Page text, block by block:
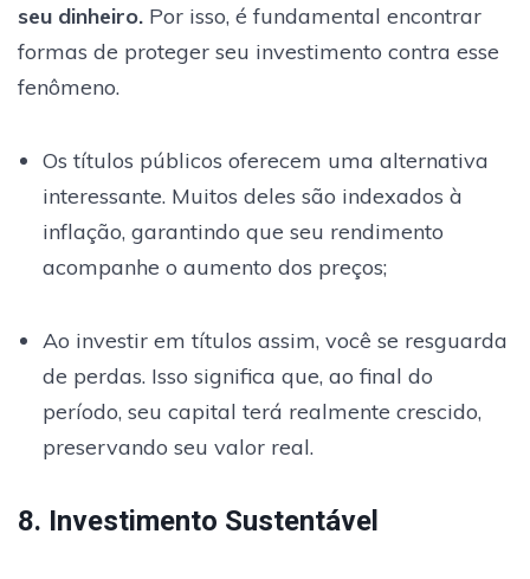
seu dinheiro. Por isso, é fundamental encontrar
formas de proteger seu investimento contra esse
fenômeno.
Os títulos públicos oferecem uma alternativa
interessante. Muitos deles são indexados à
inflação, garantindo que seu rendimento
acompanhe o aumento dos preços;
Ao investir em títulos assim, você se resguarda
de perdas. Isso significa que, ao final do
período, seu capital terá realmente crescido,
preservando seu valor real.
8. Investimento Sustentável